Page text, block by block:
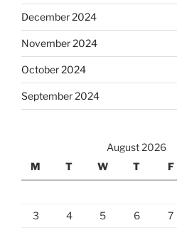
December 2024
November 2024
October 2024
September 2024
August 2026
M
T W T F
3
4 5 6 7